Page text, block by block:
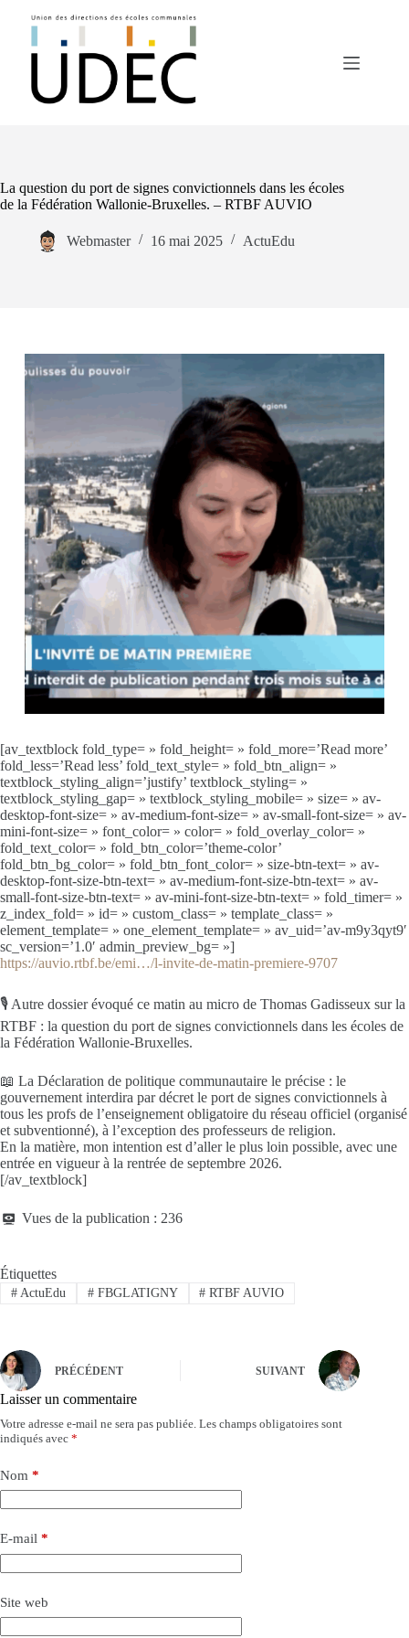
La question du port de signes convictionnels dans les écoles
de la Fédération Wallonie-Bruxelles. – RTBF AUVIO
Webmaster 16 mai 2025 ActuEdu
[av_textblock fold_type= » fold_height= » fold_more=’Read more’
fold_less=’Read less’ fold_text_style= » fold_btn_align= »
textblock_styling_align=’justify’ textblock_styling= »
textblock_styling_gap= » textblock_styling_mobile= » size= » av-
desktop-font-size= » av-medium-font-size= » av-small-font-size= » av-
mini-font-size= » font_color= » color= » fold_overlay_color= »
fold_text_color= » fold_btn_color=’theme-color’
fold_btn_bg_color= » fold_btn_font_color= » size-btn-text= » av-
desktop-font-size-btn-text= » av-medium-font-size-btn-text= » av-
small-font-size-btn-text= » av-mini-font-size-btn-text= » fold_timer= »
z_index_fold= » id= » custom_class= » template_class= »
element_template= » one_element_template= » av_uid=’av-m9y3qyt9′
sc_version=’1.0′ admin_preview_bg= »]
https://auvio.rtbf.be/emi…/l-invite-de-matin-premiere-9707
🎙️ Autre dossier évoqué ce matin au micro de Thomas Gadisseux sur la
RTBF : la question du port de signes convictionnels dans les écoles de
la Fédération Wallonie-Bruxelles.
📖 La Déclaration de politique communautaire le précise : le
gouvernement interdira par décret le port de signes convictionnels à
tous les profs de l’enseignement obligatoire du réseau officiel (organisé
et subventionné), à l’exception des professeurs de religion.
En la matière, mon intention est d’aller le plus loin possible, avec une
entrée en vigueur à la rentrée de septembre 2026.
[/av_textblock]
Vues de la publication : 236
Étiquettes
#ActuEdu #FBGLATIGNY # RTBF AUVIO
PRÉCÉDENT SUIVANT
Laisser un commentaire
Votre adresse e-mail ne sera pas publiée. Les champs obligatoires sont
indiqués avec *
Nom *
E-mail *
Site web